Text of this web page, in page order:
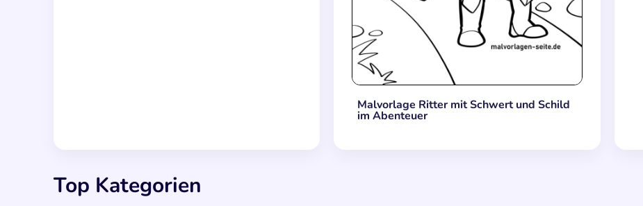
Malvorlage Ritter mit Schwert und Schild
im Abenteuer
Top Kategorien